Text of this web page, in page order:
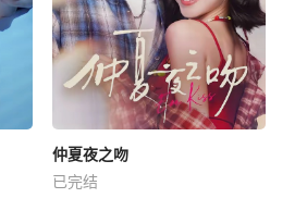
仲夏夜之吻
已完结